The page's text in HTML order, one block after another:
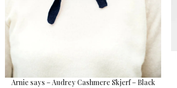
Arnie says – Audrey Cashmere Skjerf – Black